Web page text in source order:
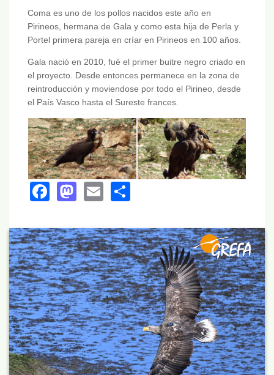
Coma es uno de los pollos nacidos este año en
Pirineos, hermana de Gala y como esta hija de Perla y
Portel primera pareja en críar en Pirineos en 100 años.
Gala nació en 2010, fué el primer buitre negro criado en
el proyecto. Desde entonces permanece en la zona de
reintroducción y moviendose por todo el Pirineo, desde
el País Vasco hasta el Sureste frances.
Facebook
Mastodon
Email